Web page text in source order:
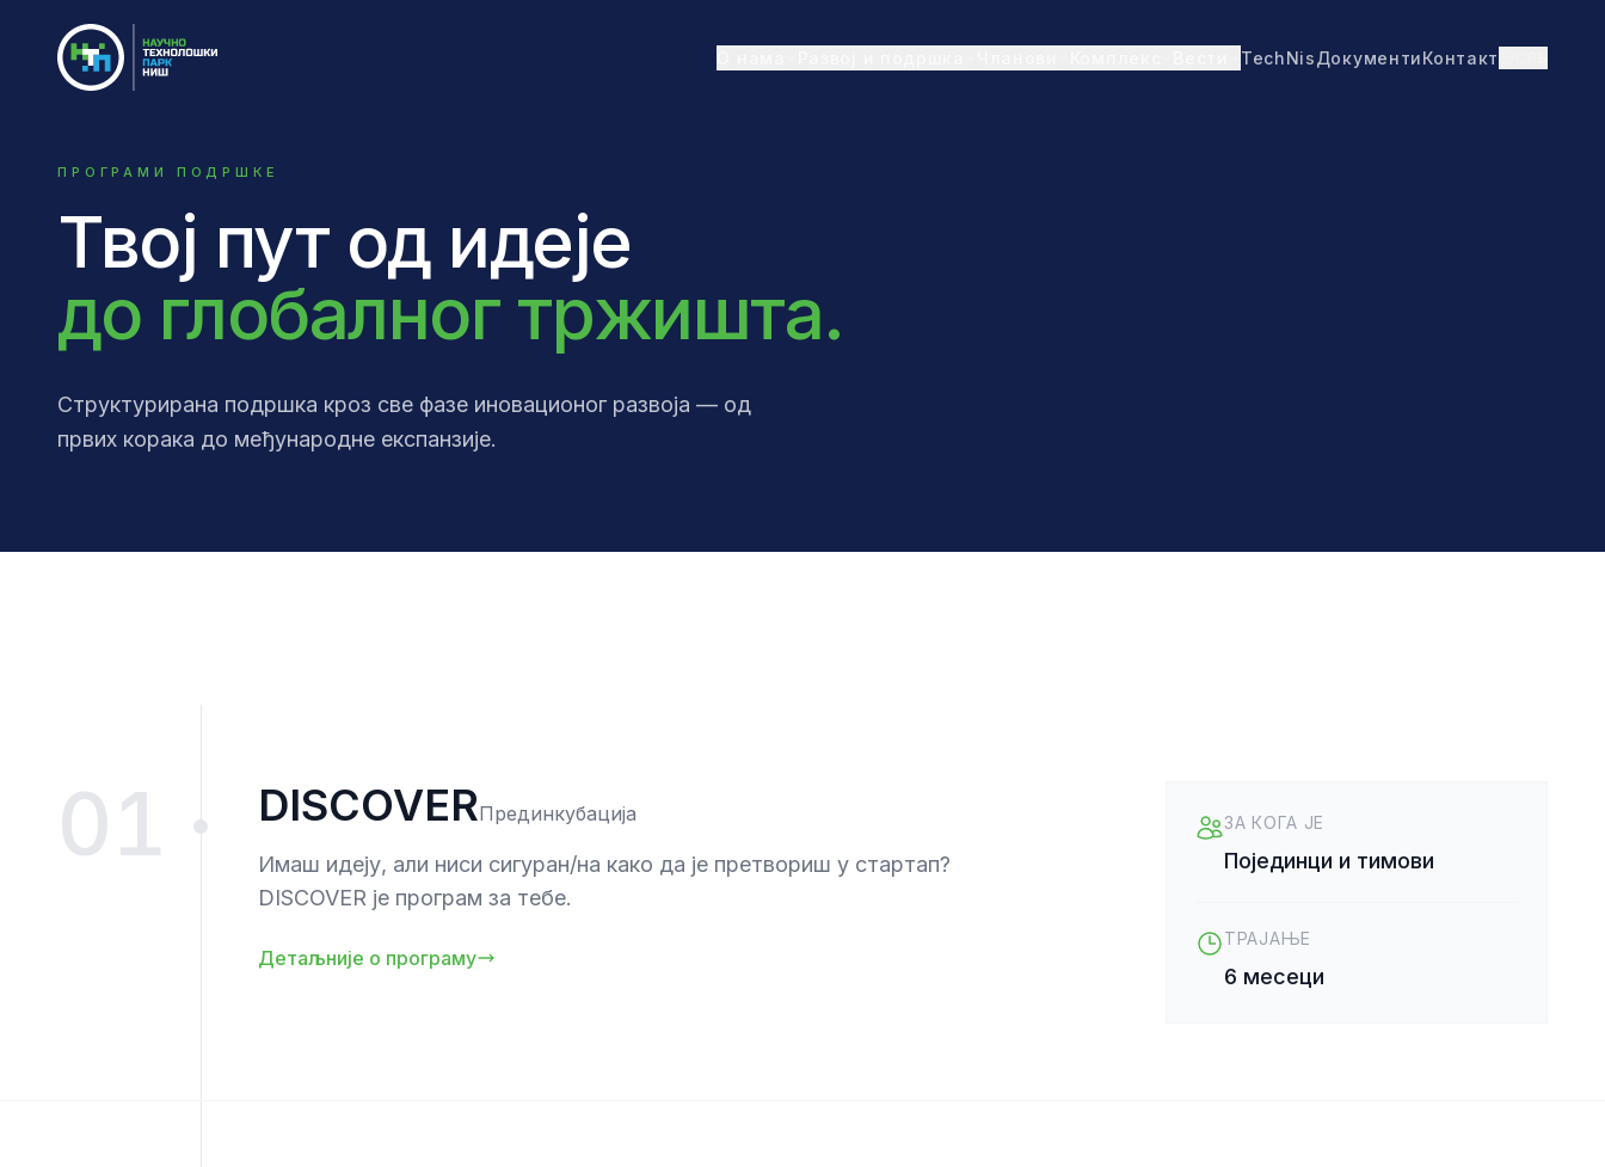
TechNisДокументиКонтакт
ПРОГРАМИ ПОДРШКЕ
Твој пут од идеје
до глобалног тржишта.
Структурирана подршка кроз све фазе иновационог развоја — од
првих корака до међународне експанзије.
01 DISCOVERПрединкубација
Имаш идеју, али ниси сигуран/на како да је претвориш у стартап?
DISCOVER је програм за тебе.
Детаљније о програму
ЗА КОГА ЈЕ
Појединци и тимови
ТРАЈАЊЕ
6 месеци